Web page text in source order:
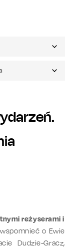
reżyserami i
o Ewie
Dudzie-Gracz,